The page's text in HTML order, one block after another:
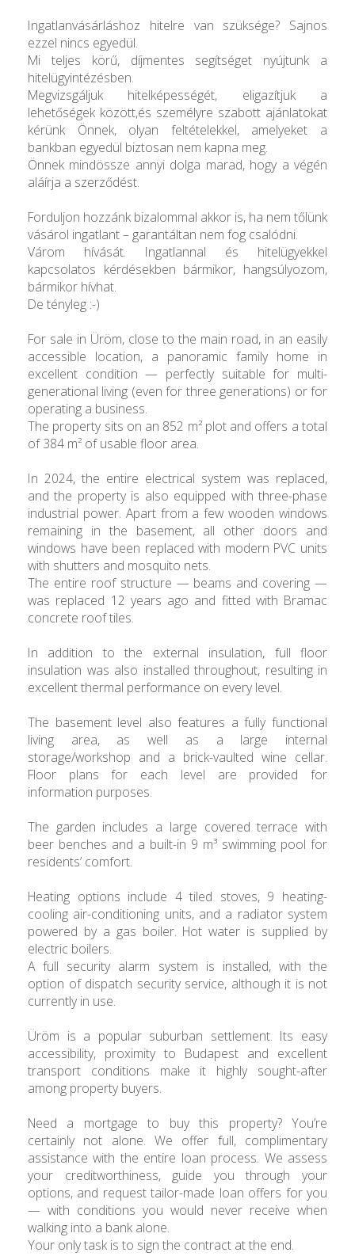
Ingatlanvásárláshoz hitelre van szüksége? Sajnos
ezzel nincs egyedül.
Mi teljes körű, díjmentes segítséget nyújtunk a
hitelügyintézésben.
Megvizsgáljuk hitelképességét, eligazítjuk a
lehetőségek között,és személyre szabott ajánlatokat
kérünk Önnek, olyan feltételekkel, amelyeket a
bankban egyedül biztosan nem kapna meg.
Önnek mindössze annyi dolga marad, hogy a végén
aláírja a szerződést.
Forduljon hozzánk bizalommal akkor is, ha nem tőlünk
vásárol ingatlant – garantáltan nem fog csalódni.
Várom hívását. Ingatlannal és hitelügyekkel
kapcsolatos kérdésekben bármikor, hangsúlyozom,
bármikor hívhat.
De tényleg :-)
For sale in Üröm, close to the main road, in an easily
accessible location, a panoramic family home in
excellent condition — perfectly suitable for multi-
generational living (even for three generations) or for
operating a business.
The property sits on an 852 m² plot and offers a total
of 384 m² of usable floor area.
In 2024, the entire electrical system was replaced,
and the property is also equipped with three-phase
industrial power. Apart from a few wooden windows
remaining in the basement, all other doors and
windows have been replaced with modern PVC units
with shutters and mosquito nets.
The entire roof structure — beams and covering —
was replaced 12 years ago and fitted with Bramac
concrete roof tiles.
In addition to the external insulation, full floor
insulation was also installed throughout, resulting in
excellent thermal performance on every level.
The basement level also features a fully functional
living area, as well as a large internal
storage/workshop and a brick-vaulted wine cellar.
Floor plans for each level are provided for
information purposes.
The garden includes a large covered terrace with
beer benches and a built-in 9 m³ swimming pool for
residents’ comfort.
Heating options include 4 tiled stoves, 9 heating-
cooling air-conditioning units, and a radiator system
powered by a gas boiler. Hot water is supplied by
electric boilers.
A full security alarm system is installed, with the
option of dispatch security service, although it is not
currently in use.
Üröm is a popular suburban settlement. Its easy
accessibility, proximity to Budapest and excellent
transport conditions make it highly sought-after
among property buyers.
Need a mortgage to buy this property? You’re
certainly not alone. We offer full, complimentary
assistance with the entire loan process. We assess
your creditworthiness, guide you through your
options, and request tailor-made loan offers for you
— with conditions you would never receive when
walking into a bank alone.
Your only task is to sign the contract at the end.